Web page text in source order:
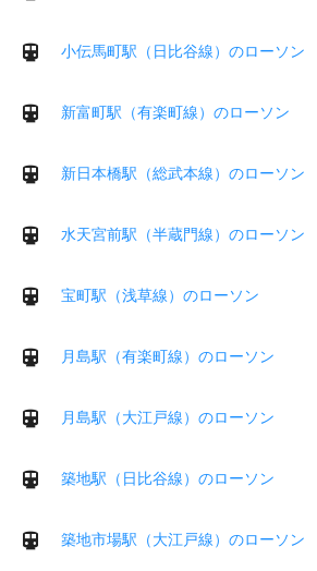
小伝馬町駅（日比谷線）のローソン
新富町駅（有楽町線）のローソン
新日本橋駅（総武本線）のローソン
水天宮前駅（半蔵門線）のローソン
宝町駅（浅草線）のローソン
月島駅（有楽町線）のローソン
月島駅（大江戸線）のローソン
築地駅（日比谷線）のローソン
築地市場駅（大江戸線）のローソン